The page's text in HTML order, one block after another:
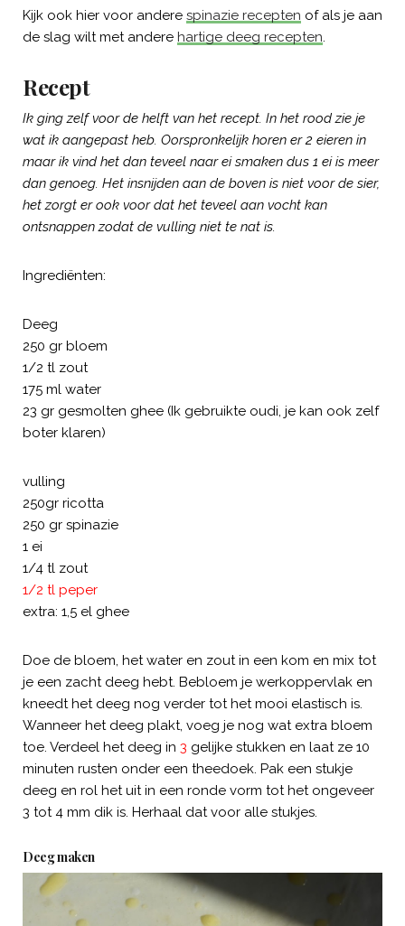
Kijk ook hier voor andere spinazie recepten of als je aan
de slag wilt met andere hartige deeg recepten.
Recept
Ik ging zelf voor de helft van het recept. In het rood zie je
wat ik aangepast heb. Oorspronkelijk horen er 2 eieren in
maar ik vind het dan teveel naar ei smaken dus 1 ei is meer
dan genoeg. Het insnijden aan de boven is niet voor de sier,
het zorgt er ook voor dat het teveel aan vocht kan
ontsnappen zodat de vulling niet te nat is.
Ingrediënten:
Deeg
250 gr bloem
1/2 tl zout
175 ml water
23 gr gesmolten ghee (Ik gebruikte oudi, je kan ook zelf
boter klaren)
vulling
250gr ricotta
250 gr spinazie
1 ei
1/4 tl zout
1/2 tl peper
extra: 1,5 el ghee
Doe de bloem, het water en zout in een kom en mix tot
je een zacht deeg hebt. Bebloem je werkoppervlak en
kneedt het deeg nog verder tot het mooi elastisch is.
Wanneer het deeg plakt, voeg je nog wat extra bloem
toe. Verdeel het deeg in 3 gelijke stukken en laat ze 10
minuten rusten onder een theedoek. Pak een stukje
deeg en rol het uit in een ronde vorm tot het ongeveer
3 tot 4 mm dik is. Herhaal dat voor alle stukjes.
Deeg maken